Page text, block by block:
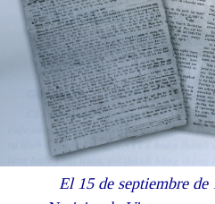
El 15 de septiembre